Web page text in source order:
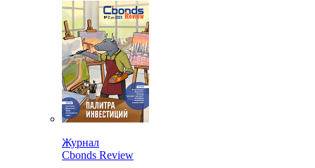
Журнал
Cbonds Review